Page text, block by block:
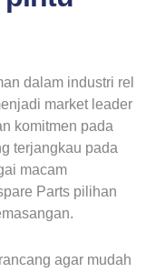
dalam industri rel
market leader
komitmen pada
terjangkau pada
macam
Parts pilihan
agar mudah